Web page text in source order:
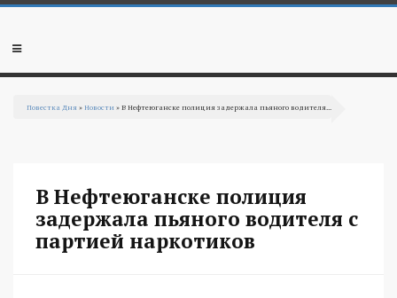
Перейти к основному содержанию
Мобильное
Повестка Дня »Новости » В Нефтеюганске полиция задержала пьяного водителя...
В Нефтеюганске полиция
задержала пьяного водителя с
партией наркотиков